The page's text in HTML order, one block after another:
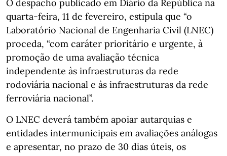
O despacho publicado em Diário da República na
quarta-feira, 11 de fevereiro, estipula que “o
Laboratório Nacional de Engenharia Civil (LNEC)
proceda, “com caráter prioritário e urgente, à
promoção de uma avaliação técnica
independente às infraestruturas da rede
rodoviária nacional e às infraestruturas da rede
ferroviária nacional”.
O LNEC deverá também apoiar autarquias e
entidades intermunicipais em avaliações análogas
e apresentar, no prazo de 30 dias úteis, os